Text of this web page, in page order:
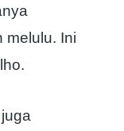
melulu. Ini